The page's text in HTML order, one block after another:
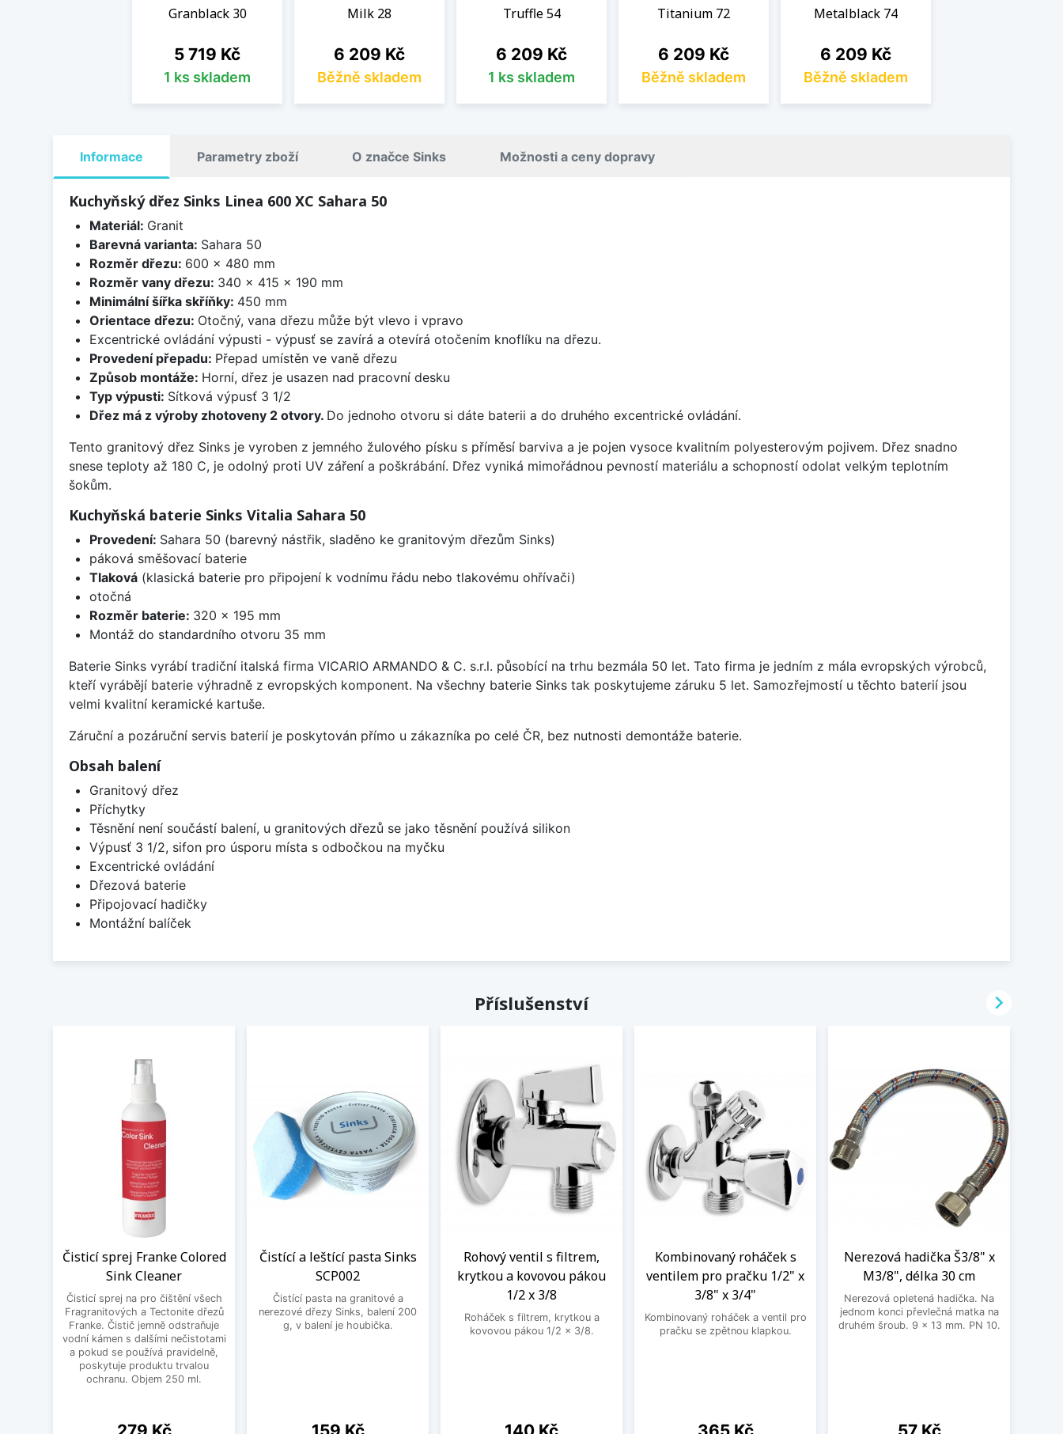
Granblack 30
Cena
5 719 Kč
1 ks skladem
Milk 28
Cena
6 209 Kč
Běžně skladem
Truffle 54
Cena
6 209 Kč
1 ks skladem
Titanium 72
Cena
6 209 Kč
Běžně skladem
Metalblack 74
Cena
6 209 Kč
Běžně skladem
Informace Parametry zboží O značce Sinks Možnosti a ceny dopravy
Kuchyňský dřez Sinks Linea 600 XC Sahara 50
Materiál: Granit
Barevná varianta: Sahara 50
Rozměr dřezu: 600 x 480 mm
Rozměr vany dřezu: 340 x 415 x 190 mm
Minimální šířka skříňky: 450 mm
Orientace dřezu: Otočný, vana dřezu může být vlevo i vpravo
Excentrické ovládání výpusti - výpusť se zavírá a otevírá otočením knoflíku na dřezu.
Provedení přepadu: Přepad umístěn ve vaně dřezu
Způsob montáže: Horní, dřez je usazen nad pracovní desku
Typ výpusti: Sítková výpusť 3 1/2
Dřez má z výroby zhotoveny 2 otvory. Do jednoho otvoru si dáte baterii a do druhého excentrické ovládání.
Tento granitový dřez Sinks je vyroben z jemného žulového písku s příměsí barviva a je pojen vysoce kvalitním polyesterovým pojivem. Dřez snadno
snese teploty až 180 C, je odolný proti UV záření a poškrábání. Dřez vyniká mimořádnou pevností materiálu a schopností odolat velkým teplotním
šokům.
Kuchyňská baterie Sinks Vitalia Sahara 50
Provedení: Sahara 50 (barevný nástřik, sladěno ke granitovým dřezům Sinks)
páková směšovací baterie
Tlaková(klasická baterie pro připojení k vodnímu řádu nebo tlakovému ohřívači)
otočná
Rozměr baterie: 320 x 195 mm
Montáž do standardního otvoru 35 mm
Baterie Sinks vyrábí tradiční italská firma VICARIO ARMANDO & C. s.r.l. působící na trhu bezmála 50 let. Tato firma je jedním z mála evropských výrobců,
kteří vyrábějí baterie výhradně z evropských komponent. Na všechny baterie Sinks tak poskytujeme záruku 5 let. Samozřejmostí u těchto baterií jsou
velmi kvalitní keramické kartuše.
Záruční a pozáruční servis baterií je poskytován přímo u zákazníka po celé ČR, bez nutnosti demontáže baterie.
Obsah balení
Granitový dřez
Příchytky
Těsnění není součástí balení, u granitových dřezů se jako těsnění používá silikon
Výpusť 3 1/2, sifon pro úsporu místa s odbočkou na myčku
Excentrické ovládání
Dřezová baterie
Připojovací hadičky
Montážní balíček
Příslušenství
Čisticí sprej Franke Colored
Sink Cleaner
Čisticí sprej na pro čištění všech
Fragranitových a Tectonite dřezů
Franke. Čistič jemně odstraňuje
vodní kámen s dalšími nečistotami
a pokud se používá pravidelně,
poskytuje produktu trvalou
ochranu. Objem 250 ml.
Cena
Čistící a leštící pasta Sinks
SCP002
Čistící pasta na granitové a
nerezové dřezy Sinks, balení 200
g, v balení je houbička.
Cena
Rohový ventil s filtrem,
krytkou a kovovou pákou
1/2 x 3/8
Roháček s filtrem, krytkou a
kovovou pákou 1/2 x 3/8.
Cena
Kombinovaný roháček s
ventilem pro pračku 1/2" x
3/8" x 3/4"
Kombinovaný roháček a ventil pro
pračku se zpětnou klapkou.
Cena
Nerezová hadička Š3/8" x
M3/8", délka 30 cm
Nerezová opletená hadička. Na
jednom konci převlečná matka na
druhém šroub. 9 x 13 mm. PN 10.
Cena
